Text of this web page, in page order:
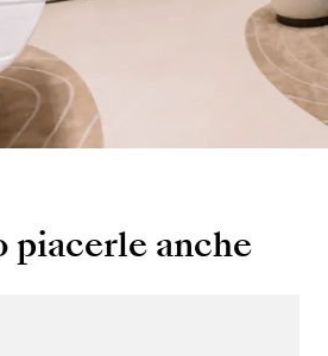
piacerle anche